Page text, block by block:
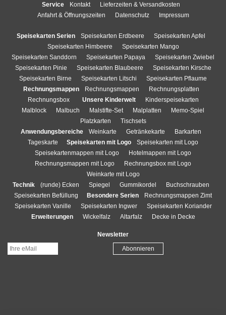
Service
Kontakt
Lieferzeiten & Versandkosten
Anfahrt & Öffnungszeiten
Datenschutz Impressum
Speisekarten Serien Speisekarten Erdbeere
Speisekarten Apfel
Speisekarten Himbeere
Speisekarten Mango
Speisekarten Sanddorn
Speisekarten Papaya
Speisekarten Zwiebel
Speisekarten Pinie
Speisekarten Blaubeere
Speisekarten Kirsche
Speisekarten Birne
Speisekarten Litschi
Speisekarten Pflaume
Rechnungsmappen
Rechnungsmappen
Rechnungsplatten
Rechnungsbox
Unsere Kinderwelt
Kinderspeisekarten
Malblock
Malbuch Malstifte-Set Malplatten
Memo-Spiel
Platzkarten
Tischsets
Anwendungsbereiche
Weinkarte Getränkekarte
Barkarten
Tageskarte
Speisekarten mit Logo
Speisekarten mit Logo
Speisekartenmappen mit Logo
Hotelmappen mit Logo
Rechnungsmappen mit Logo
Rechnungsbox mit Logo
Weinkarte mit Logo
Technik
(runde) Ecken Spiegel Gummikordel
Buchschrauben
Speisekarten Befüllung
Besondere Serien
Rechnungsmappen Zimt
Speisekarten Vanille
Speisekarten Ingwer
Speisekarten Koriander
Erweiterungen
Wickelfalz Altarfalz Decke in Decke
Newsletter